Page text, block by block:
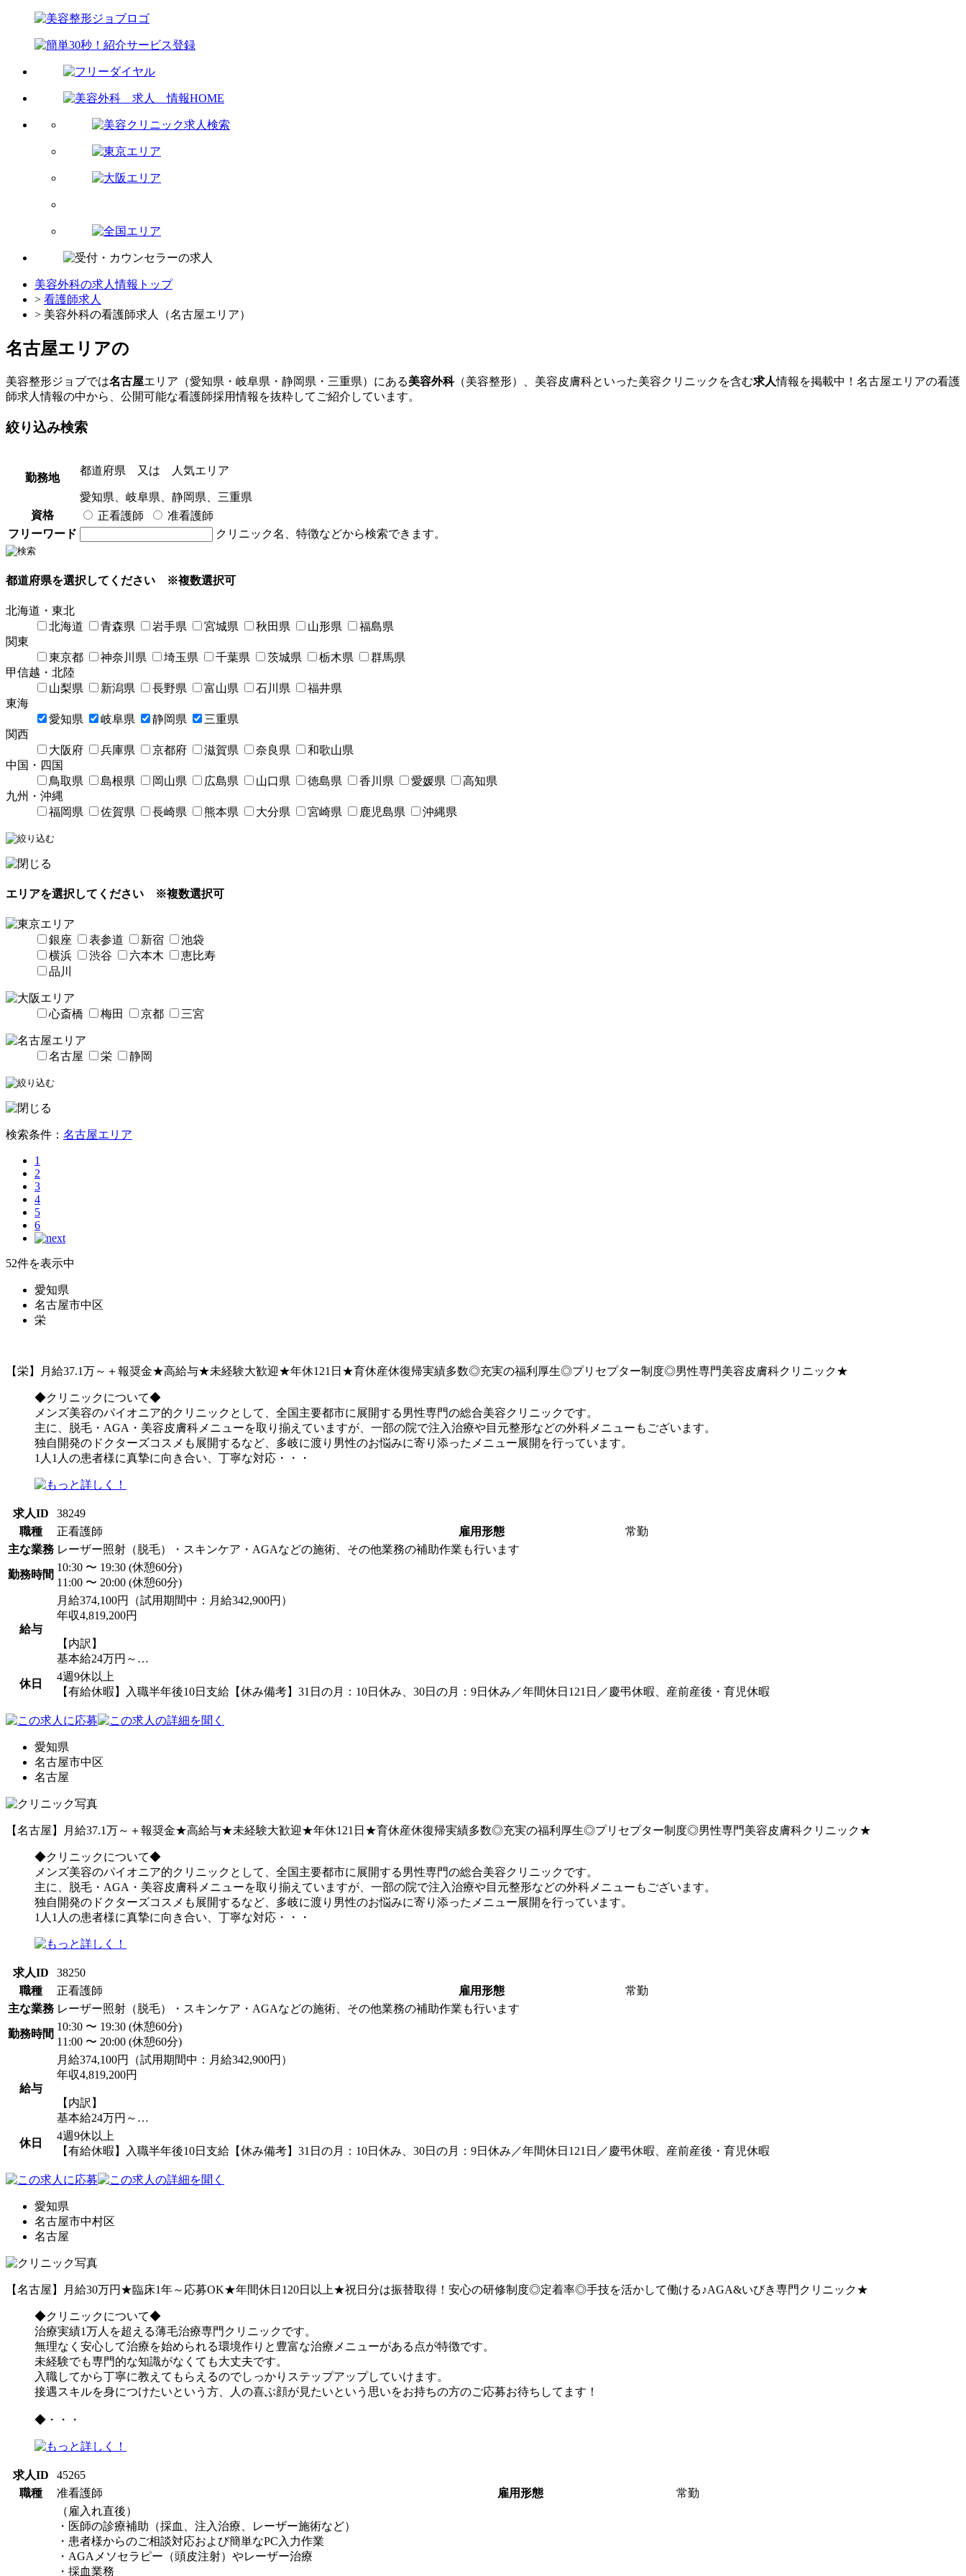
美容外科の求人情報トップ
> 看護師求人
> 美容外科の看護師求人（名古屋エリア）
名古屋エリアの
美容整形ジョブでは名古屋エリア（愛知県・岐阜県・静岡県・三重県）にある美容外科（美容整形）、美容皮膚科といった美容クリニックを含む求人情報を掲載中！名古屋エリアの看護
師求人情報の中から、公開可能な看護師採用情報を抜粋してご紹介しています。
絞り込み検索
勤務地
都道府県 又は 人気エリア
愛知県、岐阜県、静岡県、三重県
資格
正看護師
准看護師
フリーワード
クリニック名、特徴などから検索できます。
都道府県を選択してください ※複数選択可
北海道・東北
北海道
青森県 岩手県 宮城県 秋田県 山形県
福島県
関東
東京都
神奈川県 埼玉県 千葉県 茨城県 栃木県
群馬県
甲信越・北陸
山梨県
新潟県 長野県 富山県 石川県
福井県
東海
愛知県
岐阜県 静岡県
三重県
関西
大阪府
兵庫県 京都府 滋賀県 奈良県
和歌山県
中国・四国
鳥取県
島根県 岡山県 広島県 山口県 徳島県 香川県 愛媛県
高知県
九州・沖縄
福岡県
佐賀県 長崎県 熊本県 大分県 宮崎県 鹿児島県 沖縄県
エリアを選択してください ※複数選択可
銀座 表参道 新宿
池袋
横浜
渋谷 六本木
恵比寿
品川
心斎橋 梅田 京都 三宮
名古屋 栄 静岡
検索条件： 名古屋エリア
1
2
3
4
5
6
52件を表示中
愛知県
名古屋市中区
栄
【栄】月給37.1万～＋報奨金★高給与★未経験大歓迎★年休121日★育休産休復帰実績多数◎充実の福利厚生◎プリセプター制度◎男性専門美容皮膚科クリニック★
◆クリニックについて◆
メンズ美容のパイオニア的クリニックとして、全国主要都市に展開する男性専門の総合美容クリニックです。
主に、脱毛・AGA・美容皮膚科メニューを取り揃えていますが、一部の院で注入治療や目元整形などの外科メニューもございます。
独自開発のドクターズコスメも展開するなど、多岐に渡り男性のお悩みに寄り添ったメニュー展開を行っています。
1人1人の患者様に真摯に向き合い、丁寧な対応・・・
求人ID
38249
職種
正看護師 雇用形態
常勤
主な業務 レーザー照射（脱毛）・スキンケア・AGAなどの施術、その他業務の補助作業も行います
勤務時間
10:30 〜 19:30 (休憩60分)
11:00 〜 20:00 (休憩60分)
給与
月給374,100円（試用期間中：月給342,900円）
年収4,819,200円
【内訳】
基本給24万円～…
休日
4週9休以上
【有給休暇】入職半年後10日支給【休み備考】31日の月：10日休み、30日の月：9日休み／年間休日121日／慶弔休暇、産前産後・育児休暇
愛知県
名古屋市中区
名古屋
【名古屋】月給37.1万～＋報奨金★高給与★未経験大歓迎★年休121日★育休産休復帰実績多数◎充実の福利厚生◎プリセプター制度◎男性専門美容皮膚科クリニック★
◆クリニックについて◆
メンズ美容のパイオニア的クリニックとして、全国主要都市に展開する男性専門の総合美容クリニックです。
主に、脱毛・AGA・美容皮膚科メニューを取り揃えていますが、一部の院で注入治療や目元整形などの外科メニューもございます。
独自開発のドクターズコスメも展開するなど、多岐に渡り男性のお悩みに寄り添ったメニュー展開を行っています。
1人1人の患者様に真摯に向き合い、丁寧な対応・・・
求人ID
38250
職種
正看護師 雇用形態
常勤
主な業務 レーザー照射（脱毛）・スキンケア・AGAなどの施術、その他業務の補助作業も行います
勤務時間
10:30 〜 19:30 (休憩60分)
11:00 〜 20:00 (休憩60分)
給与
月給374,100円（試用期間中：月給342,900円）
年収4,819,200円
【内訳】
基本給24万円～…
休日
4週9休以上
【有給休暇】入職半年後10日支給【休み備考】31日の月：10日休み、30日の月：9日休み／年間休日121日／慶弔休暇、産前産後・育児休暇
愛知県
名古屋市中村区
名古屋
【名古屋】月給30万円★臨床1年～応募OK★年間休日120日以上★祝日分は振替取得！安心の研修制度◎定着率◎手技を活かして働ける♪AGA&いびき専門クリニック★
◆クリニックについて◆
治療実績1万人を超える薄毛治療専門クリニックです。
無理なく安心して治療を始められる環境作りと豊富な治療メニューがある点が特徴です。
未経験でも専門的な知識がなくても大丈夫です。
入職してから丁寧に教えてもらえるのでしっかりステップアップしていけます。
接遇スキルを身につけたいという方、人の喜ぶ顔が見たいという思いをお持ちの方のご応募お待ちしてます！
◆・・・
求人ID
45265
職種
准看護師 雇用形態
常勤
（雇入れ直後）
・医師の診療補助（採血、注入治療、レーザー施術など）
・患者様からのご相談対応および簡単なPC入力作業
・AGAメソセラピー（頭皮注射）やレーザー治療
・採血業務